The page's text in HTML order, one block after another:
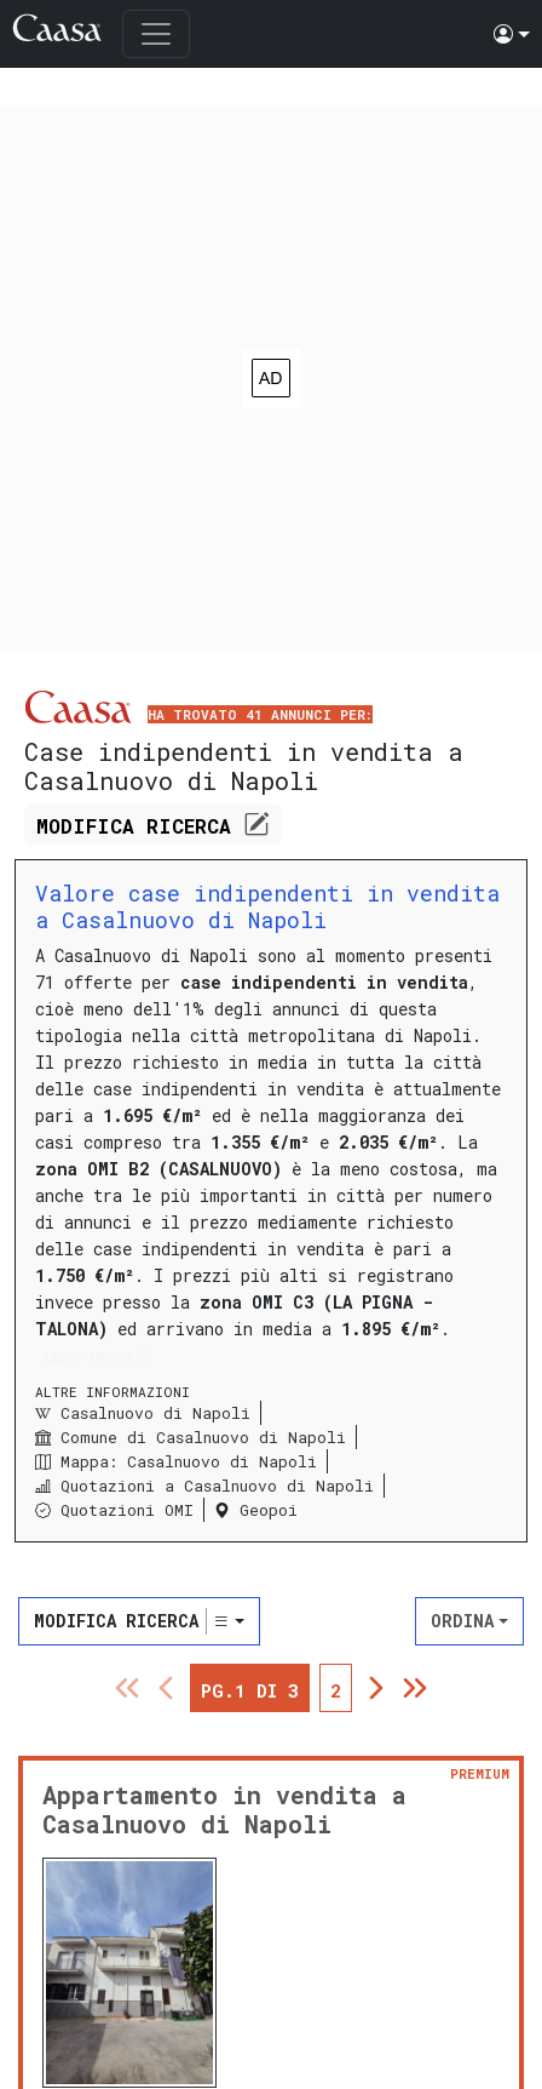
HA TROVATO 41 ANNUNCI PER:
Case indipendenti in vendita a
Casalnuovo di Napoli
MODIFICA RICERCA
Valore case indipendenti in vendita
a Casalnuovo di Napoli
A Casalnuovo di Napoli sono al momento presenti
71 offerte per case indipendenti in vendita,
cioè meno dell'1% degli annunci di questa
tipologia nella città metropolitana di Napoli.
Il prezzo richiesto in media in tutta la città
delle case indipendenti in vendita è attualmente
pari a 1.695 €/m² ed è nella maggioranza dei
casi compreso tra 1.355 €/m² e 2.035 €/m² . La
zona OMI B2 (CASALNUOVO) è la meno costosa, ma
anche tra le più importanti in città per numero
di annunci e il prezzo mediamente richiesto
delle case indipendenti in vendita è pari a
1.750 €/m² . I prezzi più alti si registrano
invece presso la zona OMI C3 (LA PIGNA -
TALONA) ed arrivano in media a 1.895 €/m² .
ALTRE INFORMAZIONI
Casalnuovo di Napoli
Comune di Casalnuovo di Napoli
Mappa: Casalnuovo di Napoli
Quotazioni a Casalnuovo di Napoli
Quotazioni OMI
Geopoi
MODIFICA RICERCA ORDINA
PG.1 DI 3 2
Appartamento in vendita a
Casalnuovo di Napoli
PREMIUM